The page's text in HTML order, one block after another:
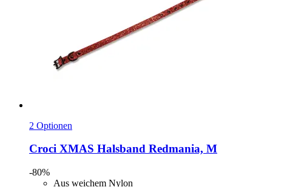
2 Optionen
Croci XMAS Halsband Redmania, M
-80%
Aus weichem Nylon